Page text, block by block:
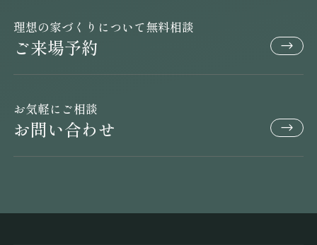
理想の家づくりについて無料相談
ご来場予約
お気軽にご相談
お問い合わせ